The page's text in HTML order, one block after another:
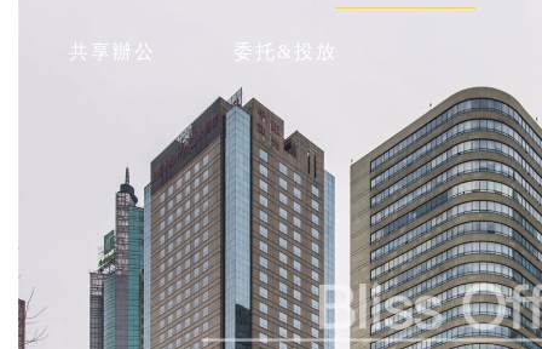
共享辦公 委托&投放